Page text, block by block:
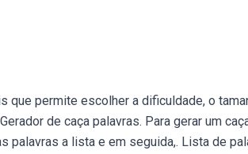
que permite escolher a dificuldade, o
de caça palavras. Para gerar um
a lista e em seguida,. Lista de